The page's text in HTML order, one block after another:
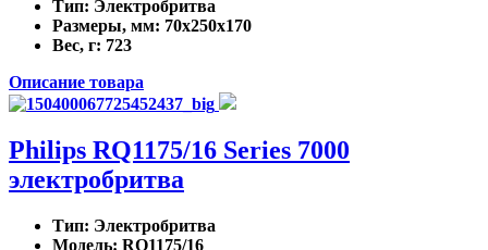
Тип: Электробритва
Размеры, мм: 70x250x170
Вес, г: 723
Описание товара
Philips RQ1175/16 Series 7000
электробритва
Тип: Электробритва
Модель: RQ1175/16